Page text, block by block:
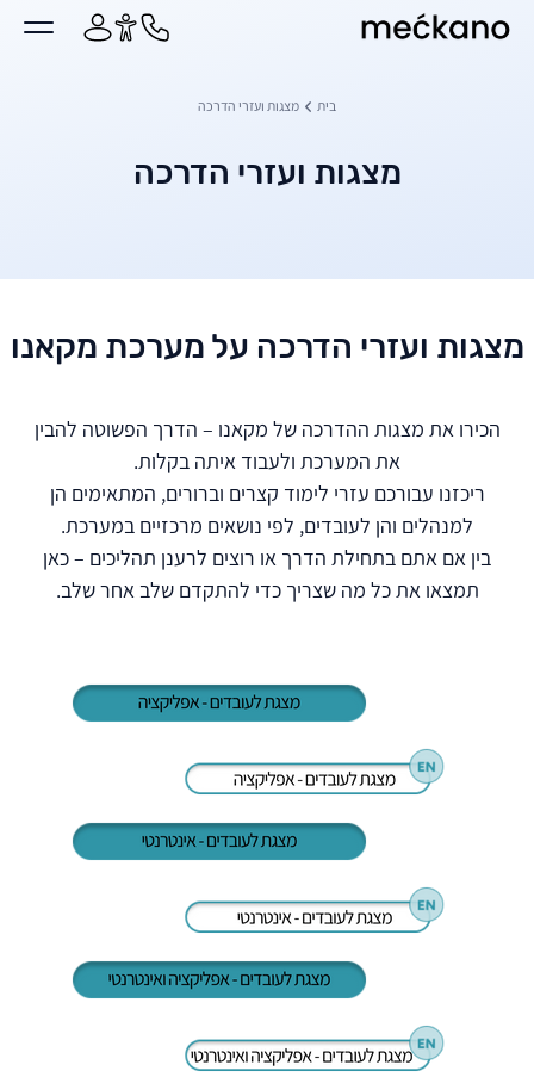
מרכזי
מקאנו
בית מצגות ועזרי הדרכה
מצגות ועזרי הדרכה
מצגות ועזרי הדרכה על מערכת מקאנו
הכירו את מצגות ההדרכה של מקאנו – הדרך הפשוטה להבין
את המערכת ולעבוד איתה בקלות.
ריכזנו עבורכם עזרי לימוד קצרים וברורים, המתאימים הן
למנהלים והן לעובדים, לפי נושאים מרכזיים במערכת.
בין אם אתם בתחילת הדרך או רוצים לרענן תהליכים – כאן
תמצאו את כל מה שצריך כדי להתקדם שלב אחר שלב.